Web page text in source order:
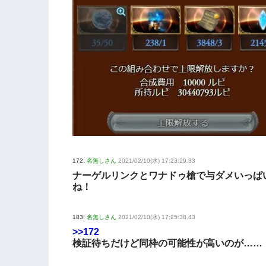
172: 名無しさん 2021/02/10(水) 17:23:29.33
ナーゲルリンクとワナドゥ槍で与ダメいっぱ
ね！
183: 名無しさん 2021/02/10(水) 17:25:38.43
>>172
検証待ちだけど同枠の可能性が高いのが……